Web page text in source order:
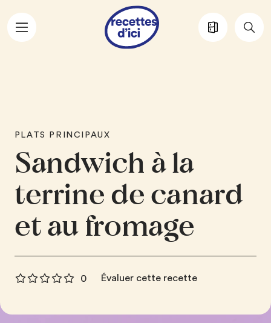
Aller au contenu principal
PLATS PRINCIPAUX
Sandwich à la
terrine de canard
et au fromage
0 Évaluer cette recette